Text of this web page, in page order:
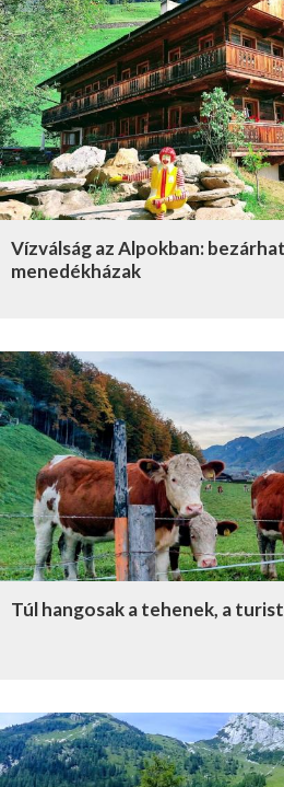
Vízválság az Alpokban:
menedékházak
Túl hangosak a tehenek, a